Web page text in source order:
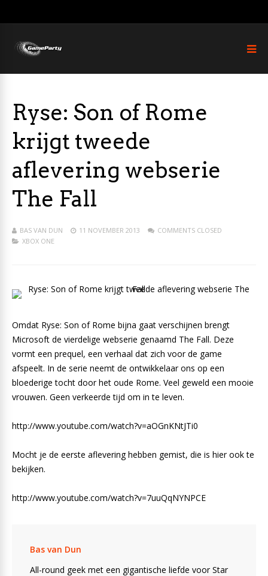
Ryse: Son of Rome
krijgt tweede
aflevering webserie
The Fall
BAS VAN DUN 11 NOVEMBER 2013
COMMENTS CLOSED
XBOX ONE
Omdat Ryse: Son of Rome bijna gaat verschijnen brengt
Microsoft de vierdelige webserie genaamd The Fall. Deze
vormt een prequel, een verhaal dat zich voor de game
afspeelt. In de serie neemt de ontwikkelaar ons op een
bloederige tocht door het oude Rome. Veel geweld een mooie
vrouwen. Geen verkeerde tijd om in te leven.
http://www.youtube.com/watch?v=aOGnKNtJTi0
Mocht je de eerste aflevering hebben gemist, die is hier ook te
bekijken.
http://www.youtube.com/watch?v=7uuQqNYNPCE
Bas van Dun
All-round geek met een gigantische liefde voor Star